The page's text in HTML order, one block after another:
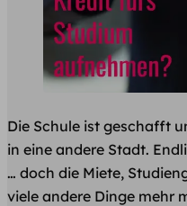
Die Schule ist geschafft
in eine andere Stadt.
… doch die Miete,
viele andere Dinge mehr